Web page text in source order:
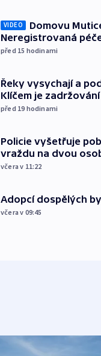
VIDEO
Domovu
Neregistrovaná
před 15 hodinami
Řeky vysychají a
Klíčem je
před 19 hodinami
Policie vyšetřuje
vraždu na dvou
včera v 11:22
Adopcí dospělých
včera v 09:45